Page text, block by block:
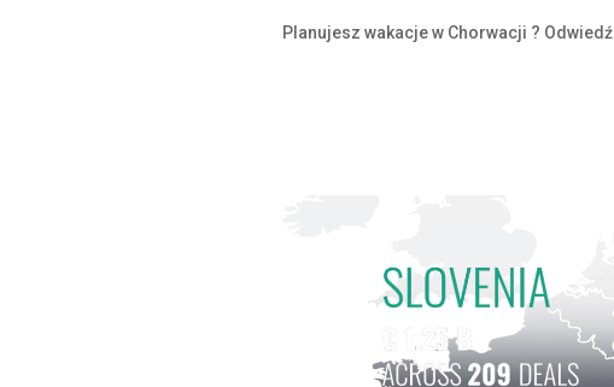
Planujesz wakacje w Chorwacji ? Odwiedź